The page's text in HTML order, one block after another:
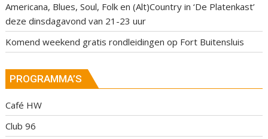
Americana, Blues, Soul, Folk en (Alt)Country in ‘De Platenkast’
deze dinsdagavond van 21-23 uur
Komend weekend gratis rondleidingen op Fort Buitensluis
PROGRAMMA’S
Café HW
Club 96